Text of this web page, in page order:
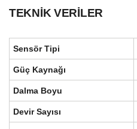
TEKNİK VERİLER
Sensör Tipi
Güç Kaynağı
Dalma Boyu
Devir Sayısı